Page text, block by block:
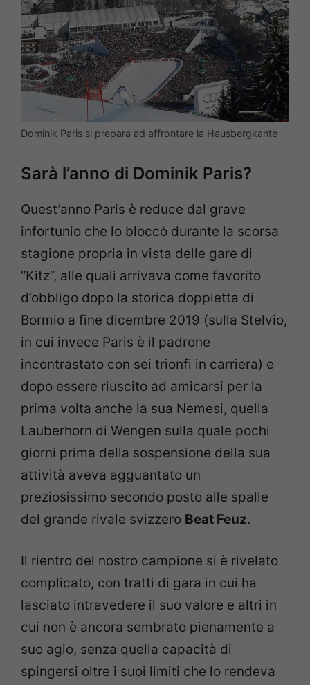
Dominik Paris si prepara ad affrontare la Hausbergkante
Sarà l’anno di Dominik Paris?
Quest’anno Paris è reduce dal grave
infortunio che lo bloccò durante la scorsa
stagione propria in vista delle gare di
“Kitz”, alle quali arrivava come favorito
d’obbligo dopo la storica doppietta di
Bormio a fine dicembre 2019 (sulla Stelvio,
in cui invece Paris è il padrone
incontrastato con sei trionfi in carriera) e
dopo essere riuscito ad amicarsi per la
prima volta anche la sua Nemesi, quella
Lauberhorn di Wengen sulla quale pochi
giorni prima della sospensione della sua
attività aveva agguantato un
preziosissimo secondo posto alle spalle
del grande rivale svizzero Beat Feuz.
Il rientro del nostro campione si è rivelato
complicato, con tratti di gara in cui ha
lasciato intravedere il suo valore e altri in
cui non è ancora sembrato pienamente a
suo agio, senza quella capacità di
spingersi oltre i suoi limiti che lo rendeva